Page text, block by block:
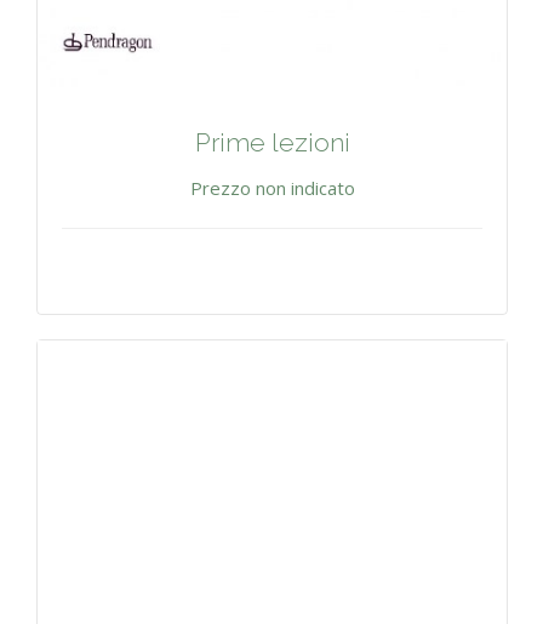
Prime lezioni
Prezzo non indicato